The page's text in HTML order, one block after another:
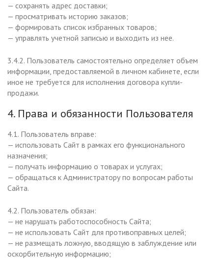
— сохранять адрес доставки;
— просматривать историю заказов;
— формировать список избранных товаров;
— управлять учетной записью и выходить из нее.
3.4.2. Пользователь самостоятельно определяет объем
информации, предоставляемой в личном кабинете, если
иное не требуется для исполнения договора купли-
продажи.
4. Права и обязанности Пользователя
4.1. Пользователь вправе:
— использовать Сайт в рамках его функционального
назначения;
— получать информацию о товарах и услугах;
— обращаться к Администратору по вопросам работы
Сайта.
4.2. Пользователь обязан:
— не нарушать работоспособность Сайта;
— не использовать Сайт для противоправных целей;
— не размещать ложную, вводящую в заблуждение или
оскорбительную информацию;